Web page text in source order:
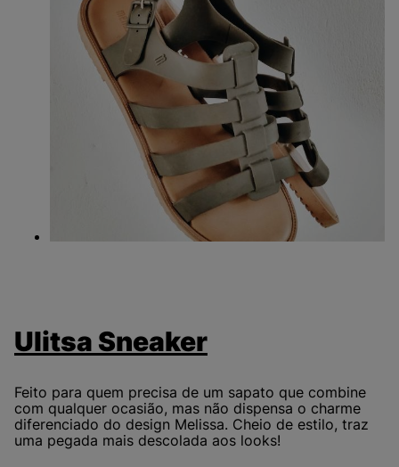
Ulitsa Sneaker
Feito para quem precisa de um sapato que combine
com qualquer ocasião, mas não dispensa o charme
diferenciado do design Melissa. Cheio de estilo, traz
uma pegada mais descolada aos looks!